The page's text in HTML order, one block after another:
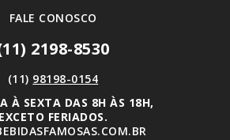
FALE CONOSCO
2198-8530
(11) 98198-0154
À SEXTA DAS 8H ÀS 18H,
EXCETO FERIADOS.